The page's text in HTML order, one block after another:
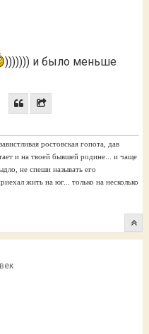
))))))) и было меньше
ростовская гопота, дав
и на твоей бывшей родине... и чаще
не спеши называть его
жить на юг... только на несколько